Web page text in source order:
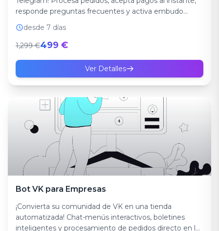
responde preguntas frecuentes y activa embudo...
desde 7 días
1,299 €499 €
Ver Detalles
Bot VK para Empresas
¡Convierta su comunidad de VK en una tienda
automatizada! Chat-menús interactivos, boletines
inteligentes y procesamiento de pedidos directo en la